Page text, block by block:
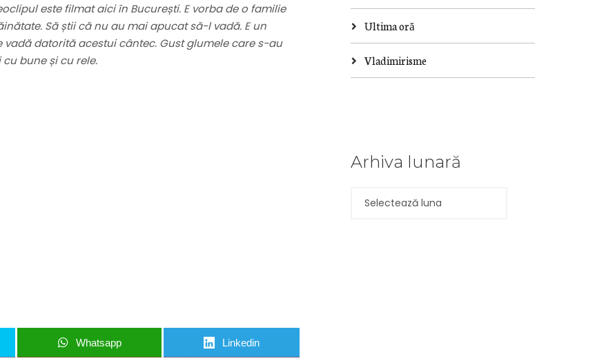
este filmat aici în București. E vorba de o familie
Să știi că nu au mai apucat să-l vadă. E un
datorită acestui cântec. Gust glumele care s-au
cu bune și cu rele.
Whatsapp Linkedin
Ultima oră
Vladimirisme
Arhiva lunară